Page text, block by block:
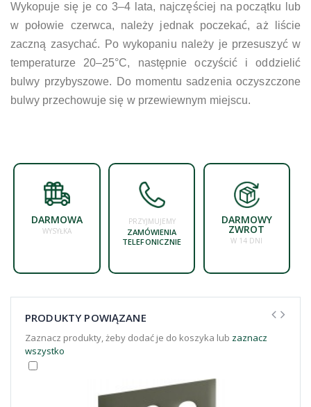
Wykopuje się je co 3–4 lata, najczęściej na początku lub
w połowie czerwca, należy jednak poczekać, aż liście
zaczną zasychać. Po wykopaniu należy je przesuszyć w
temperaturze 20–25°C, następnie oczyścić i oddzielić
bulwy przybyszowe. Do momentu sadzenia oczyszczone
bulwy przechowuje się w przewiewnym miejscu.
DARMOWA
WYSYŁKA
PRZYJMUJEMY
ZAMÓWIENIA
TELEFONICZNIE
DARMOWY
ZWROT
W 14 DNI
PRODUKTY POWIĄZANE
Zaznacz produkty, żeby dodać je do koszyka lub zaznacz
wszystko